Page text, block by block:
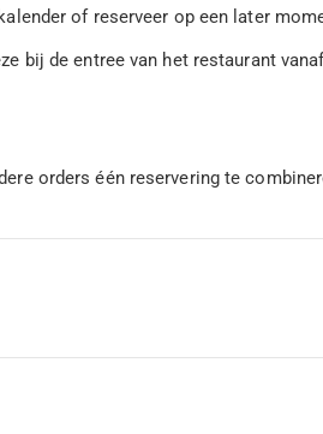
of reserveer op een later
bij de entree van het restaurant
orders één reservering te